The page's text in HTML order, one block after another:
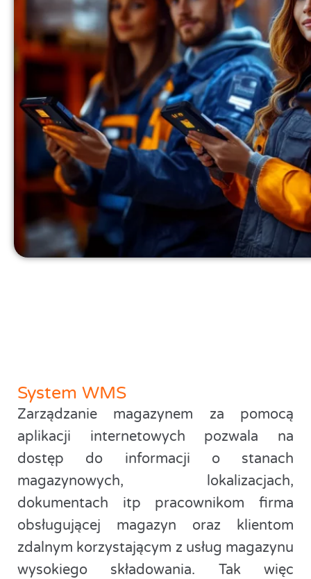
System WMS
Zarządzanie magazynem za pomocą
aplikacji internetowych pozwala na
dostęp do informacji o stanach
magazynowych, lokalizacjach,
dokumentach itp pracownikom firma
obsługującej magazyn oraz klientom
zdalnym korzystającym z usług magazynu
wysokiego składowania. Tak więc